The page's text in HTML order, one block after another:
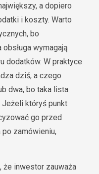
a dopiero
i koszty. Warto
bo
wymagają
dodatków. W praktyce
dziś, a czego
dwa, bo taka lista
któryś punkt
go przed
po zamówieniu,
że inwestor zauważa